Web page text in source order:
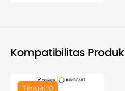
Kompatibilitas Produk
Terjual: 0